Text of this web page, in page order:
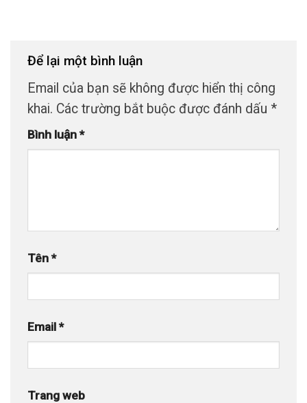
Để lại một bình luận
Email của bạn sẽ không được hiển thị công
khai. Các trường bắt buộc được đánh dấu *
Bình luận *
Tên *
Email *
Trang web